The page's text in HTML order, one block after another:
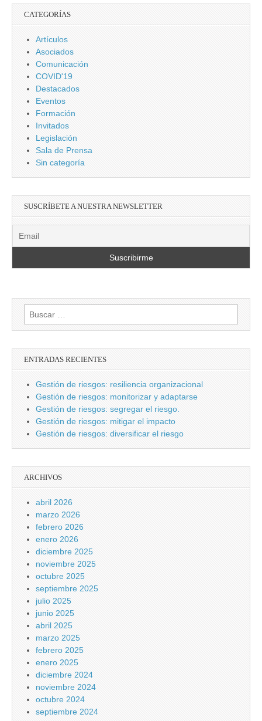
CATEGORÍAS
Artículos
Asociados
Comunicación
COVID'19
Destacados
Eventos
Formación
Invitados
Legislación
Sala de Prensa
Sin categoría
SUSCRÍBETE A NUESTRA NEWSLETTER
Buscar:
ENTRADAS RECIENTES
Gestión de riesgos: resiliencia organizacional
Gestión de riesgos: monitorizar y adaptarse
Gestión de riesgos: segregar el riesgo.
Gestión de riesgos: mitigar el impacto
Gestión de riesgos: diversificar el riesgo
ARCHIVOS
abril 2026
marzo 2026
febrero 2026
enero 2026
diciembre 2025
noviembre 2025
octubre 2025
septiembre 2025
julio 2025
junio 2025
abril 2025
marzo 2025
febrero 2025
enero 2025
diciembre 2024
noviembre 2024
octubre 2024
septiembre 2024